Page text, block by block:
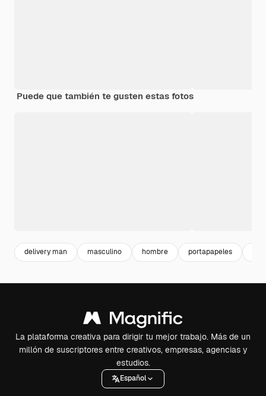
Puede que también te gusten estas fotos
delivery man masculino hombre portapapeles
La plataforma creativa para dirigir tu mejor trabajo. Más de un
millón de suscriptores entre creativos, empresas, agencias y
estudios.
Español